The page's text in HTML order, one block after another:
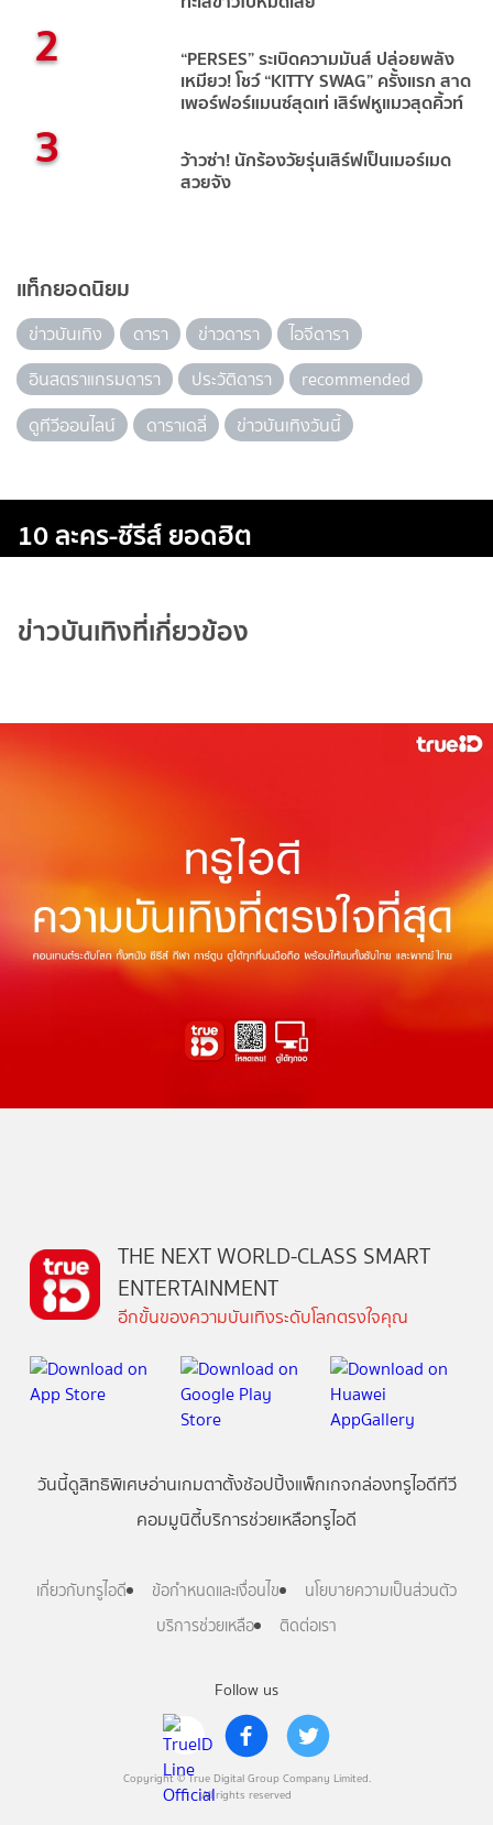
2 “PERSES” ระเบิดความมันส์ ปล่อยพลัง
เหมียว! โชว์ “KITTY SWAG” ครั้งแรก สาด
เพอร์ฟอร์แมนซ์สุดเท่ เสิร์ฟหูแมวสุดคิ้วท์
3 ว้าวซ่า! นักร้องวัยรุ่นเสิร์ฟเป็นเมอร์เมด
สวยจัง
แท็กยอดนิยม
ข่าวบันเทิง ดารา ข่าวดารา
ไอจีดารา
อินสตราแกรมดารา
ประวัติดารา
recommended
ดูทีวีออนไลน์
ดาราเดลี่ ข่าวบันเทิงวันนี้
10 ละคร-ซีรีส์ ยอดฮิต
ข่าวบันเทิงที่เกี่ยวข้อง
Follow us
Copyright © True Digital Group Company Limited.
All rights reserved
THE NEXT WORLD-CLASS SMART
ENTERTAINMENT
อีกขั้นของความบันเทิงระดับโลกตรงใจคุณ
วันนี้ดูสิทธิพิเศษอ่านเกมตาตั้งช้อปปิ้งแพ็กเกจกล่องทรูไอดีทีวี
คอมมูนิตี้บริการช่วยเหลือทรูไอดี
เกี่ยวกับทรูไอดี ข้อกำหนดและเงื่อนไข
นโยบายความเป็นส่วนตัว
บริการช่วยเหลือ
ติดต่อเรา